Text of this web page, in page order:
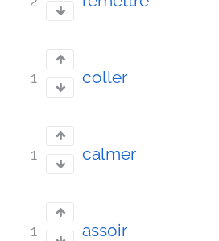
1 coller
1 calmer
1 assoir